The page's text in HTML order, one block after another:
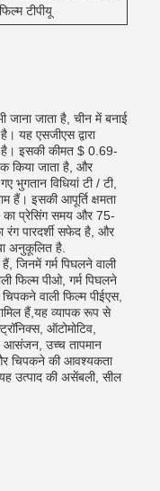
टीपीयू
जाता है, चीन में बनाई
यह एसजीएस द्वारा
इसकी कीमत $ 0.69-
किया जाता है, और
भुगतान विधियां टी / टी,
हैं। इसकी आपूर्ति क्षमता
प्रेसिंग समय और 75-
रंग पारदर्शी सफेद है, और
अनुकूलित है.
जिनमें गर्म पिघलने वाली
फिल्म पीओ, गर्म पिघलने
वाली फिल्म पीईएस,
हैं,यह व्यापक रूप से
ऑटोमोटिव,
आसंजन, उच्च तापमान
चिपकने की आवश्यकता
उत्पाद की असेंबली, सील